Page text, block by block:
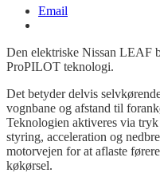
Email
Den elektriske Nissan LEAF
ProPILOT teknologi.
Det betyder delvis
vognbane og afstand til
Teknologien aktiveres via
styring, acceleration og
motorvejen for at aflaste
køkørsel.